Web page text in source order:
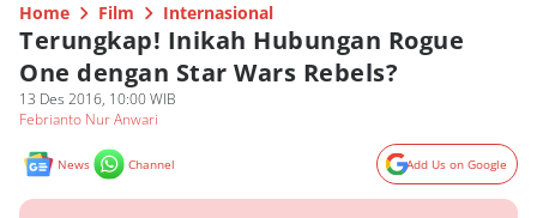
Home Film Internasional
Terungkap! Inikah Hubungan Rogue
One dengan Star Wars Rebels?
13 Des 2016, 10:00 WIB
Febrianto Nur Anwari
News Channel Add Us on Google